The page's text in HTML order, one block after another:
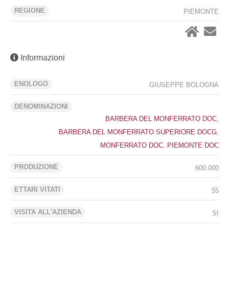
REGIONE PIEMONTE
Informazioni
ENOLOGO GIUSEPPE BOLOGNA
DENOMINAZIONI
BARBERA DEL MONFERRATO DOC
BARBERA DEL MONFERRATO SUPERIORE DOCG
MONFERRATO DOC PIEMONTE DOC
PRODUZIONE 600.000
ETTARI VITATI 55
VISITA ALL'AZIENDA SI